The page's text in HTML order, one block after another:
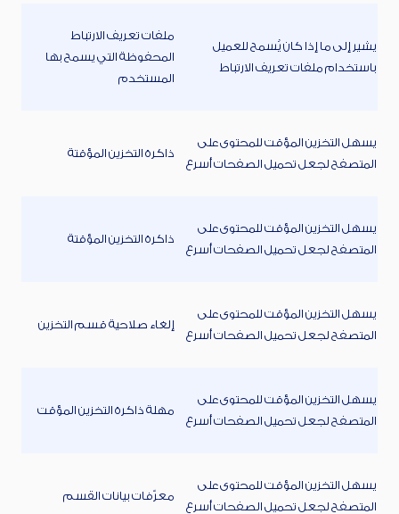
يشير إلى ما إذا كان يُسمح للعميل
باستخدام ملفات تعريف الارتباط
ملفات تعريف الارتباط
المحفوظة التي يسمح بها
المستخدم
يسهل التخزين المؤقت للمحتوى على
المتصفح لجعل تحميل الصفحات أسرع
ذاكرة التخزين المؤقتة
يسهل التخزين المؤقت للمحتوى على
المتصفح لجعل تحميل الصفحات أسرع
ذاكرة التخزين المؤقتة
يسهل التخزين المؤقت للمحتوى على
المتصفح لجعل تحميل الصفحات أسرع
إلغاء صلاحية قسم التخزين
يسهل التخزين المؤقت للمحتوى على
المتصفح لجعل تحميل الصفحات أسرع
مهلة ذاكرة التخزين المؤقت
يسهل التخزين المؤقت للمحتوى على
المتصفح لجعل تحميل الصفحات أسرع
معرّفات بيانات القسم